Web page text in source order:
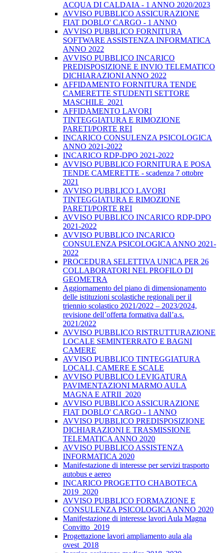
ACQUA DI CALDAIA - 1 ANNO 2020/2023
AVVISO PUBBLICO ASSICURAZIONE
FIAT DOBLO' CARGO - 1 ANNO
AVVISO PUBBLICO FORNITURA
SOFTWARE ASSISTENZA INFORMATICA
ANNO 2022
AVVISO PUBBLICO INCARICO
PREDISPOSIZIONE E INVIO TELEMATICO
DICHIARAZIONI ANNO 2022
AFFIDAMENTO FORNITURA TENDE
CAMERETTE STUDENTI SETTORE
MASCHILE_2021
AFFIDAMENTO LAVORI
TINTEGGIATURA E RIMOZIONE
PARETI/PORTE REI
INCARICO CONSULENZA PSICOLOGICA
ANNO 2021-2022
INCARICO RDP-DPO 2021-2022
AVVISO PUBBLICO FORNITURA E POSA
TENDE CAMERETTE - scadenza 7 ottobre
2021
AVVISO PUBBLICO LAVORI
TINTEGGIATURA E RIMOZIONE
PARETI/PORTE REI
AVVISO PUBBLICO INCARICO RDP-DPO
2021-2022
AVVISO PUBBLICO INCARICO
CONSULENZA PSICOLOGICA ANNO 2021-
2022
PROCEDURA SELETTIVA UNICA PER 26
COLLABORATORI NEL PROFILO DI
GEOMETRA
Aggiornamento del piano di dimensionamento
delle istituzioni scolastiche regionali per il
triennio scolastico 2021/2022 – 2023/2024,
revisione dell’offerta formativa dall’a.s.
2021/2022
AVVISO PUBBLICO RISTRUTTURAZIONE
LOCALE SEMINTERRATO E BAGNI
CAMERE
AVVISO PUBBLICO TINTEGGIATURA
LOCALI, CAMERE E SCALE
AVVISO PUBBLICO LEVIGATURA
PAVIMENTAZIONI MARMO AULA
MAGNA E ATRII_2020
AVVISO PUBBLICO ASSICURAZIONE
FIAT DOBLO' CARGO - 1 ANNO
AVVISO PUBBLICO PREDISPOSIZIONE
DICHIARAZIONI E TRASMISSIONE
TELEMATICA ANNO 2020
AVVISO PUBBLICO ASSISTENZA
INFORMATICA 2020
Manifestazione di interesse per servizi trasporto
autobus e aereo
INCARICO PROGETTO CHABOTECA
2019_2020
AVVISO PUBBLICO FORMAZIONE E
CONSULENZA PSICOLOGICA ANNO 2020
Manifestazione di interesse lavori Aula Magna
Convitto_2019
Progettazione lavori ampliamento aula ala
ovest_2018